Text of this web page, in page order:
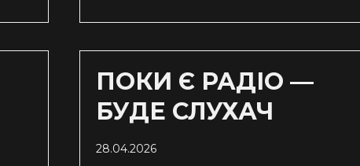
ПОКИ Є РАДІО —
БУДЕ СЛУХАЧ
28.04.2026